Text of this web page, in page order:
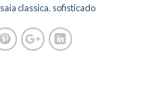
saia classica, sofisticado